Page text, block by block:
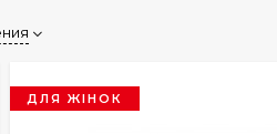
ДЛЯ ЖІНОК